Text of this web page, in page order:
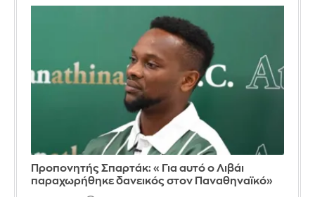
Προπονητής Σπαρτάκ: «Για αυτό ο Λιβάι
παραχωρήθηκε δανεικός στον Παναθηναϊκό»